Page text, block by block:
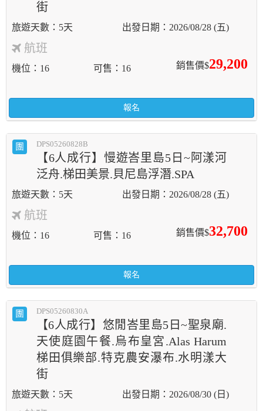
街
5天 2026/08/28 (五)
航班
銷售價$29,200
機位 16 可售 16
報名
團 DPS05260828B
【6人成行】慢遊峇里島5日~阿漾河
泛舟.梯田美景.貝尼島浮潛.SPA
5天 2026/08/28 (五)
航班
銷售價$32,700
機位 16 可售 16
報名
團 DPS05260830A
【6人成行】悠閒峇里島5日~聖泉廟.
天使庭園午餐.烏布皇宮.Alas Harum
梯田俱樂部.特克農安瀑布.水明漾大
街
5天 2026/08/30 (日)